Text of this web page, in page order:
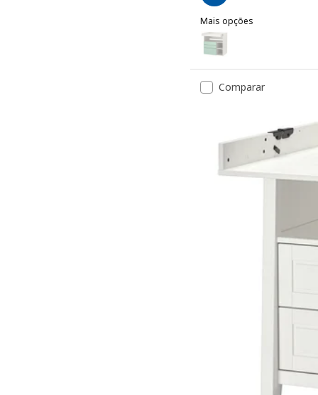
Mais opções
SMÅSTAD
Opção: SMÅSTAD,
Opção: SMÅSTAD,
Opção: SMÅSTAD,
Comparar